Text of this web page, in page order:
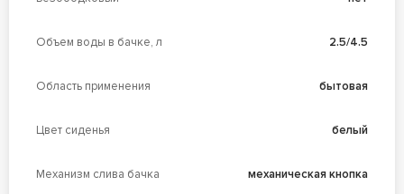
Объем воды в бачке, л 2.5/4.5
Область применения бытовая
Цвет сиденья белый
Механизм слива бачка механическая кнопка